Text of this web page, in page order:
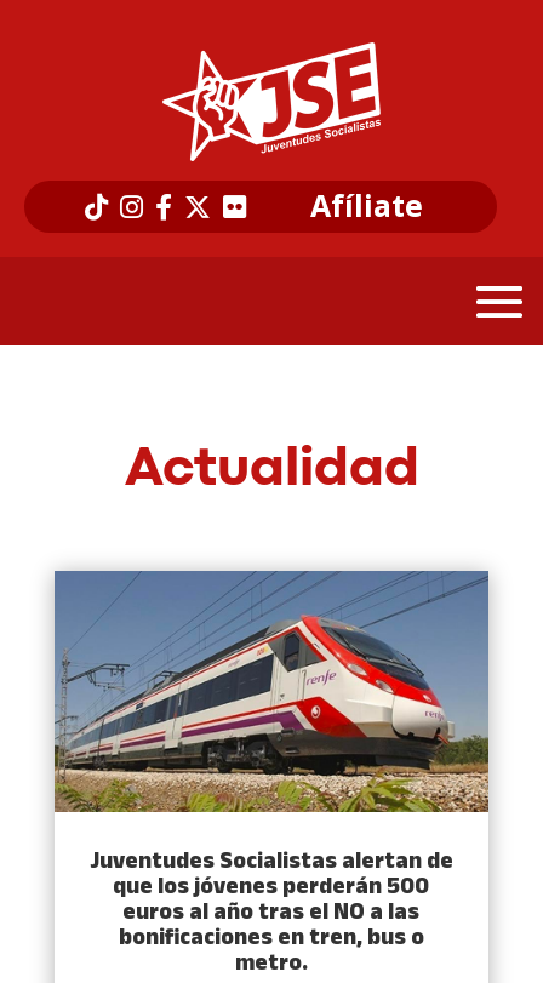
Afíliate
Actualidad
Juventudes Socialistas alertan de
que los jóvenes perderán 500
euros al año tras el NO a las
bonificaciones en tren, bus o
metro.